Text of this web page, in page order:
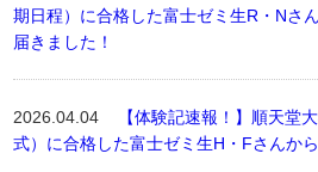
期日程）に合格した富士ゼミ生R・Nさ
届きました！
2026.04.04
【体験記速報！】順天堂
式）に合格した富士ゼミ生H・Fさんか